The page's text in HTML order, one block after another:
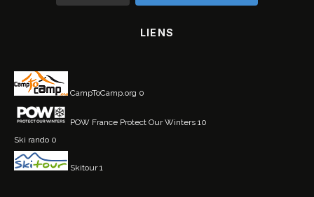
LIENS
CampToCamp.org 0
POW France Protect Our Winters 10
Ski rando 0
Skitour1